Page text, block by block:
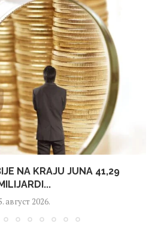
NA KRAJU JUNA 41,29
MILIJARDI...
август 2026.